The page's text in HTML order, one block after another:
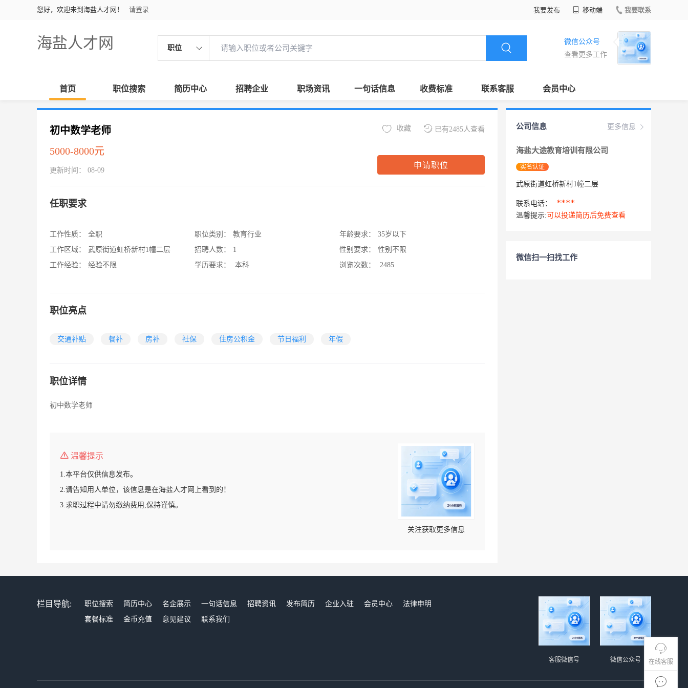
您好，欢迎来到海盐人才网！ 请登录 我要发布 移动端 我要联系
海盐人才网 职位
微信公众号
查看更多工作
首页 职位搜索 简历中心 招聘企业 职场资讯 一句话信息 收费标准 联系客服 会员中心
在线客服
初中数学老师
5000-8000元
更新时间： 08-09
已有2485人查看
收藏
申请职位
任职要求
工作性质：
全职
工作区域：
武原街道虹桥新村1幢二层
工作经验：
经验不限
职位类别：
教育行业
招聘人数：
1
学历要求：
本科
年龄要求：
35岁以下
性别要求：
性别不限
浏览次数：
2485
职位亮点
交通补贴 餐补 房补 社保 住房公积金 节日福利 年假
职位详情
初中数学老师
温馨提示
1.本平台仅供信息发布。
2.请告知用人单位，该信息是在海盐人才网上看到的！
3.求职过程中请勿缴纳费用,保持谨慎。
关注获取更多信息
更多信息
公司信息
海盐大途教育培训有限公司
实名认证
武原街道虹桥新村1幢二层
联系电话： ****
温馨提示: 可以投递简历后免费查看
微信扫一扫找工作
栏目导航: 职位搜索 简历中心 名企展示 一句话信息 招聘资讯 发布简历 企业入驻 会员中心
法律申明
套餐标准
金币充值 意见建议 联系我们
微信公众号
客服微信号